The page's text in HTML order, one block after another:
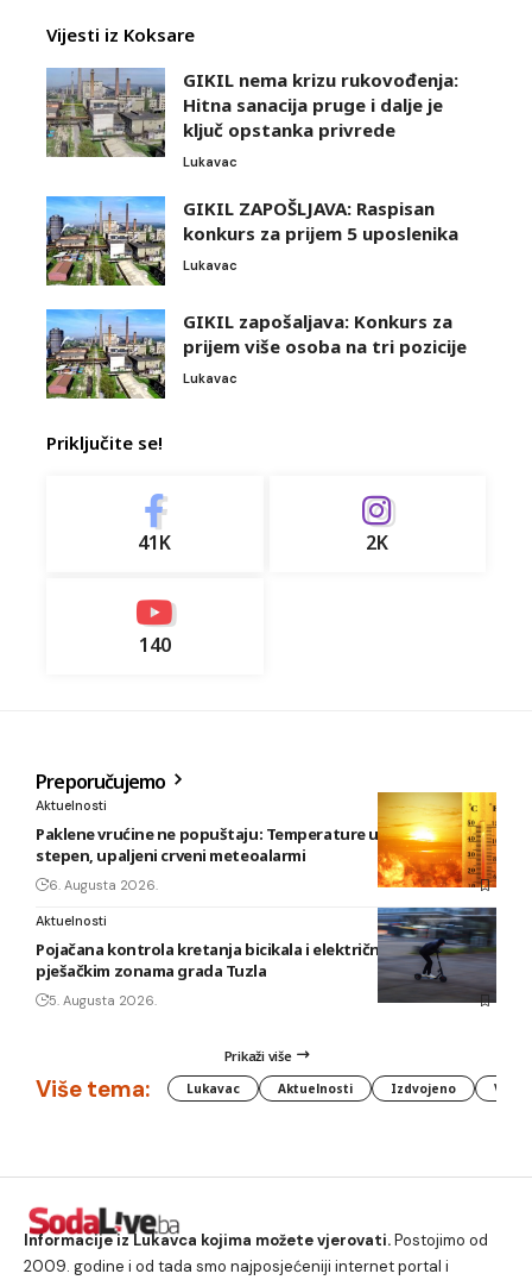
Vijesti iz Koksare
GIKIL nema krizu rukovođenja:
Hitna sanacija pruge i dalje je
ključ opstanka privrede
Lukavac
GIKIL ZAPOŠLJAVA: Raspisan
konkurs za prijem 5 uposlenika
Lukavac
GIKIL zapošaljava: Konkurs za
prijem više osoba na tri pozicije
Lukavac
Priključite se!
41K 2K
140
Preporučujemo
Aktuelnosti
Paklene vrućine ne popuštaju: Temperature u BiH i do 41
stepen, upaljeni crveni meteoalarmi
6. Augusta 2026.
Aktuelnosti
Pojačana kontrola kretanja bicikala i električnih romobila u
pješačkim zonama grada Tuzla
5. Augusta 2026.
Prikaži više
Više tema: Lukavac Aktuelnosti Izdvojeno
Informacije iz Lukavca kojima možete vjerovati.Postojimo od
2009. godine i od tada smo najposjećeniji internet portal i